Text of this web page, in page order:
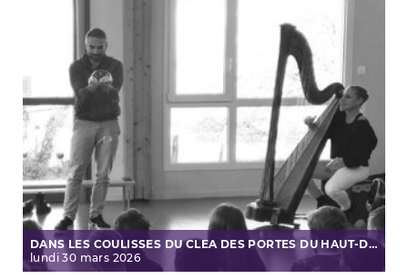
DANS LES COULISSES DU CLEA DES PORTES DU HAUT-DOUBS
lundi 30 mars 2026